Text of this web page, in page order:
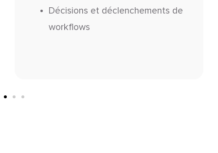
Décisions et déclenchements de
workflows